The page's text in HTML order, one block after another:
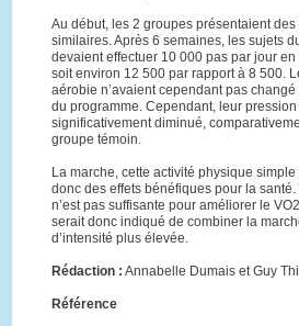
Au début, les 2 groupes présentaient
similaires. Après 6 semaines, les sujets
devaient effectuer 10 000 pas par jour
soit environ 12 500 par rapport à 8 500.
aérobie n’avaient cependant pas
du programme. Cependant, leur
significativement diminué,
groupe témoin.
La marche, cette activité physique
donc des effets bénéfiques pour la
n’est pas suffisante pour améliorer le
serait donc indiqué de combiner la
d’intensité plus élevée.
Rédaction : Annabelle Dumais et Guy
Référence